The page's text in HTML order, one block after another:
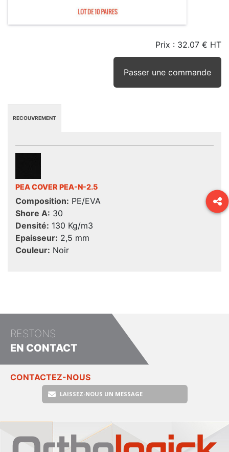
STOCK
Prix : 32.07 € HT
Passer une commande
RECOUVREMENT
PEA COVER PEA-N-2.5
Composition: PE/EVA
Shore A: 30
Densité: 130 Kg/m3
Epaisseur: 2,5 mm
Couleur: Noir
RESTONS
EN CONTACT
CONTACTEZ-NOUS
LAISSEZ-NOUS UN MESSAGE